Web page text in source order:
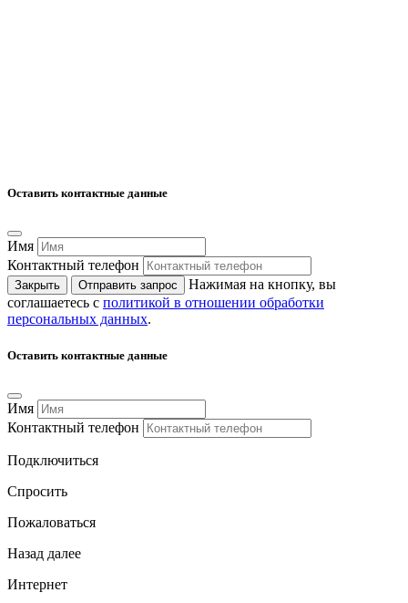
Оставить контактные данные
Имя
Контактный телефон
Закрыть Отправить запрос
Нажимая на кнопку, вы
соглашаетесь с политикой в отношении обработки
персональных данных.
Оставить контактные данные
Имя
Контактный телефон
Подключиться
Спросить
Пожаловаться
Назад далее
Интернет